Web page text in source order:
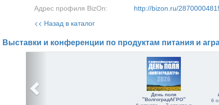
Адрес профиля BizOn: http://bizon.ru/
<< Назад в каталог
Выставки и конференции по продуктам питания и
День поля
"ВолгоградАГРО"
6